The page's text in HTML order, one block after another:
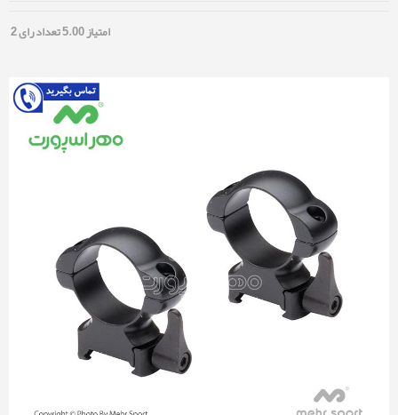
امتیاز5.00تعداد رای2